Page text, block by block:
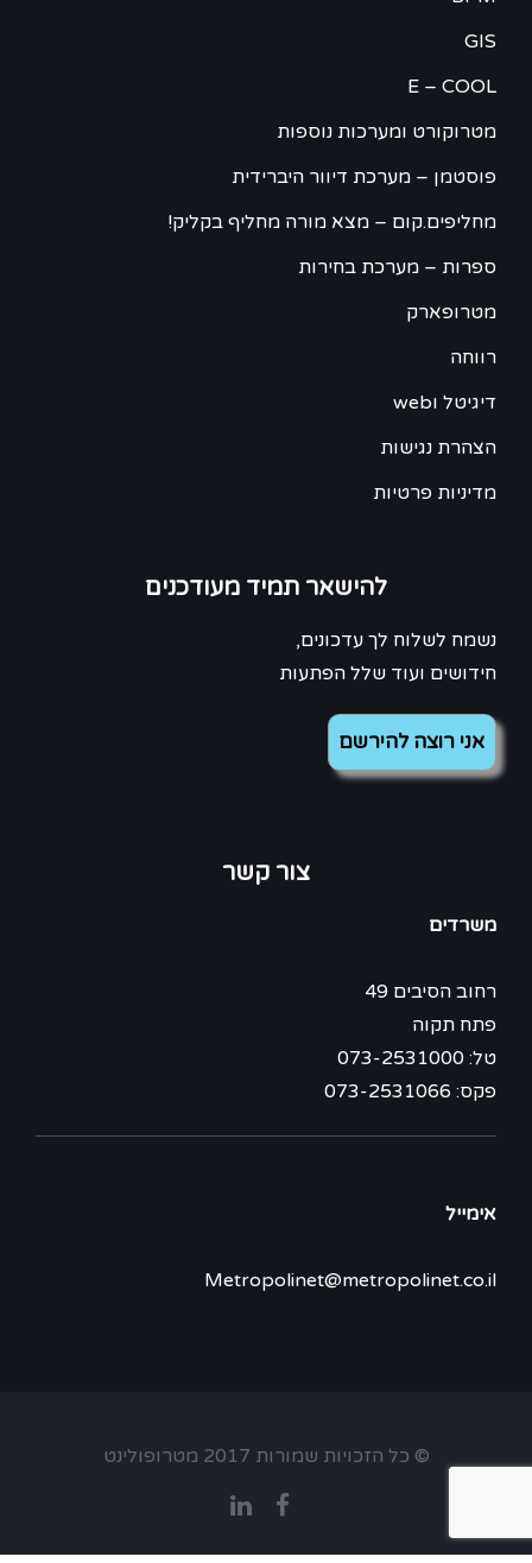
GIS
E – COOL
מטרוקורט ומערכות נוספות
פוסטמן – מערכת דיוור היברידית
מחליפים.קום – מצא מורה מחליף בקליק!
ספרות – מערכת בחירות
מטרופארק
רווחה
דיגיטל וweb
הצהרת נגישות
מדיניות פרטיות
להישאר תמיד מעודכנים
נשמח לשלוח לך עדכונים,
חידושים ועוד שלל הפתעות
צור קשר
משרדים
רחוב הסיבים 49
פתח תקוה
טל: 073-2531000
פקס: 073-2531066
אימייל
Metropolinet@metropolinet.co.il
© כל הזכויות שמורות 2017 מטרופולינט